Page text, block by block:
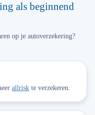
als beginnend
op je autoverzekering?
allrisk te verzekeren.